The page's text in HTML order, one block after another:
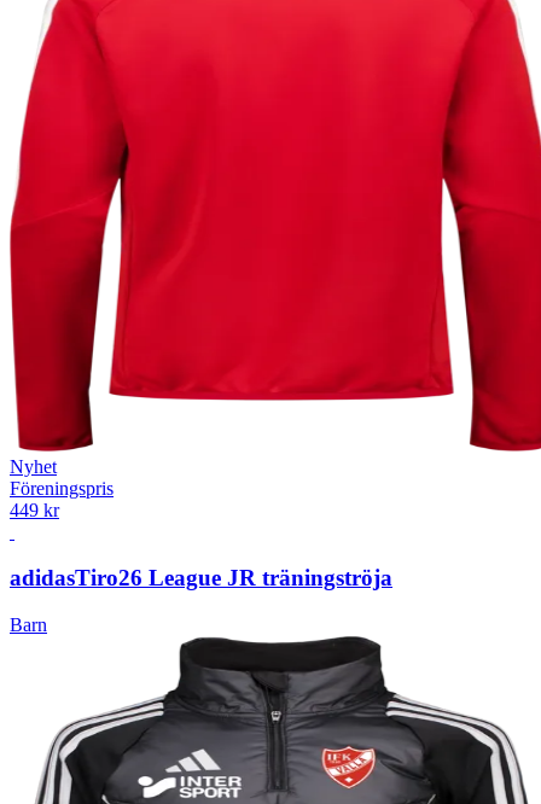
Nyhet
Föreningspris
449 kr
adidasTiro26 League JR träningströja
Barn